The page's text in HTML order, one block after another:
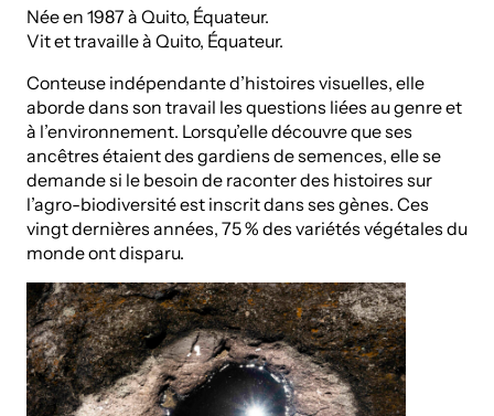
Née en 1987 à Quito, Équateur.
Vit et travaille à Quito, Équateur.
Conteuse indépendante d’histoires visuelles, elle
aborde dans son travail les questions liées au genre et
à l’environnement. Lorsqu’elle découvre que ses
ancêtres étaient des gardiens de semences, elle se
demande si le besoin de raconter des histoires sur
l’agro-biodiversité est inscrit dans ses gènes. Ces
vingt dernières années, 75 % des variétés végétales du
monde ont disparu.